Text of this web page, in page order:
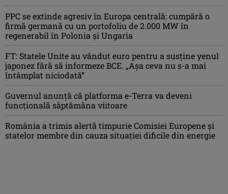
PPC se extinde agresiv în Europa centrală: cumpără o
firmă germană cu un portofoliu de 2.000 MW în
regenerabil în Polonia și Ungaria
FT: Statele Unite au vândut euro pentru a susține yenul
japonez fără să informeze BCE. „Așa ceva nu s-a mai
întâmplat niciodată”
Guvernul anunță că platforma e-Terra va deveni
funcţională săptămâna viitoare
România a trimis alertă timpurie Comisiei Europene și
statelor membre din cauza situației dificile din energie